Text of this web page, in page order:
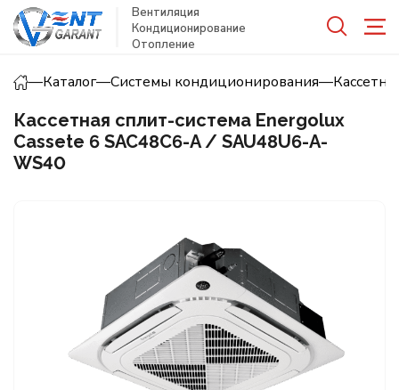
Вентиляция
Кондиционирование
Отопление
—Каталог—Системы кондиционирования—
Кассетная сплит-система Energolux
Cassete 6 SAC48C6-A / SAU48U6-A-
WS40